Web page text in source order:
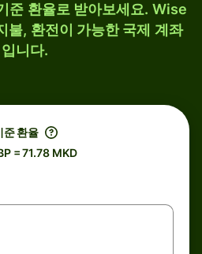
준 환율로 받아보세요. Wise
불, 환전이 가능한 국제 계좌
입니다.
준 환율
= 71.78 MKD